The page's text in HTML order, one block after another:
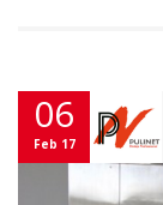
06
Feb 17